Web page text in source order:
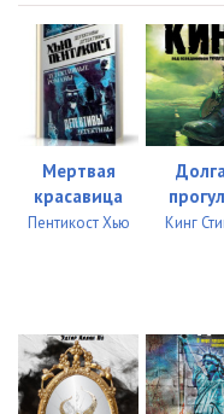
Мертвая
красавица
Пентикост Хью Кинг